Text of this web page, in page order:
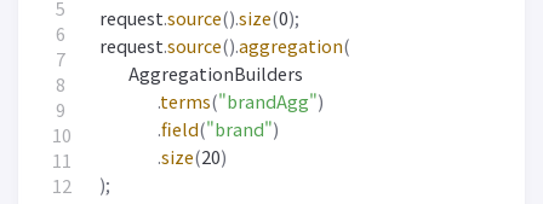
7
request.source().size(0);
request.source().aggregation(
AggregationBuilders
.terms("brandAgg")
.field("brand")
.size(20)
);